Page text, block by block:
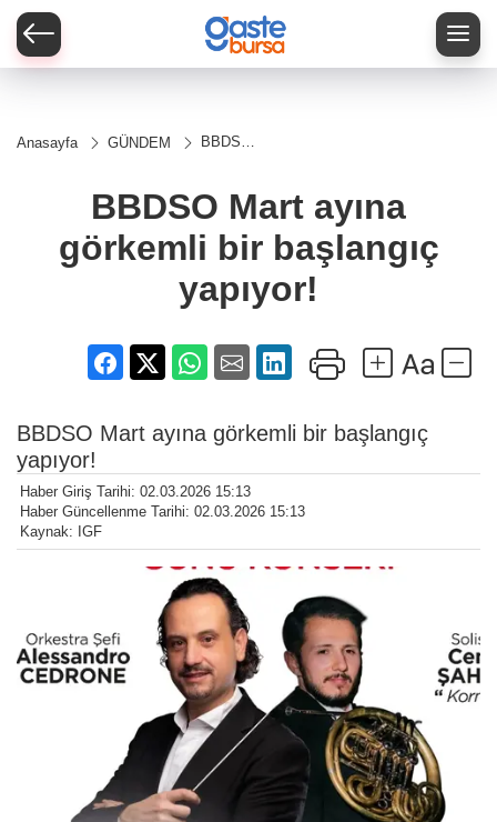
Anasayfa GÜNDEM
BBDSO
görkemli
bir
yapıyor!
BBDSO Mart ayına
görkemli bir başlangıç
yapıyor!
BBDSO Mart ayına görkemli bir başlangıç
yapıyor!
Haber Giriş Tarihi: 02.03.2026 15:13
Haber Güncellenme Tarihi: 02.03.2026 15:13
Kaynak: IGF